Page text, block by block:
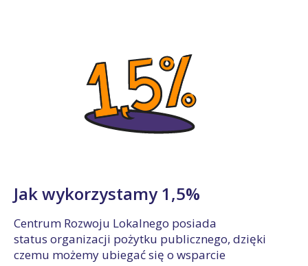
Jak wykorzystamy 1,5%
Centrum Rozwoju Lokalnego posiada
status organizacji pożytku publicznego, dzięki
czemu możemy ubiegać się o wsparcie